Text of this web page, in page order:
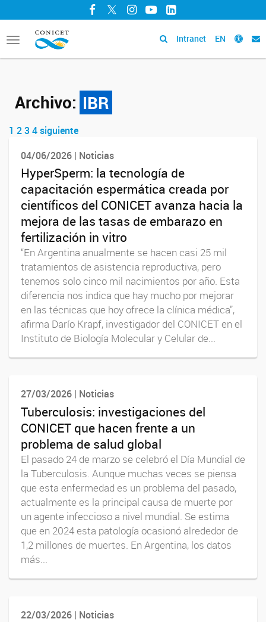
Facebook
TwitterInstagram
YouTubeLinkedIn
Toggle
navigation
Intranet EN
Archivo: IBR
Navegador de artículos
1 234siguiente
04/06/2026 | Noticias
HyperSperm: la tecnología de
capacitación espermática creada por
científicos del CONICET avanza hacia la
mejora de las tasas de embarazo en
fertilización in vitro
“En Argentina anualmente se hacen casi 25 mil
tratamientos de asistencia reproductiva, pero
tenemos solo cinco mil nacimientos por año. Esta
diferencia nos indica que hay mucho por mejorar
en las técnicas que hoy ofrece la clínica médica”,
afirma Darío Krapf, investigador del CONICET en el
Instituto de Biología Molecular y Celular de...
27/03/2026 | Noticias
Tuberculosis: investigaciones del
CONICET que hacen frente a un
problema de salud global
El pasado 24 de marzo se celebró el Día Mundial de
la Tuberculosis. Aunque muchas veces se piensa
que esta enfermedad es un problema del pasado,
actualmente es la principal causa de muerte por
un agente infeccioso a nivel mundial. Se estima
que en 2024 esta patología ocasionó alrededor de
1,2 millones de muertes. En Argentina, los datos
más...
22/03/2026 | Noticias